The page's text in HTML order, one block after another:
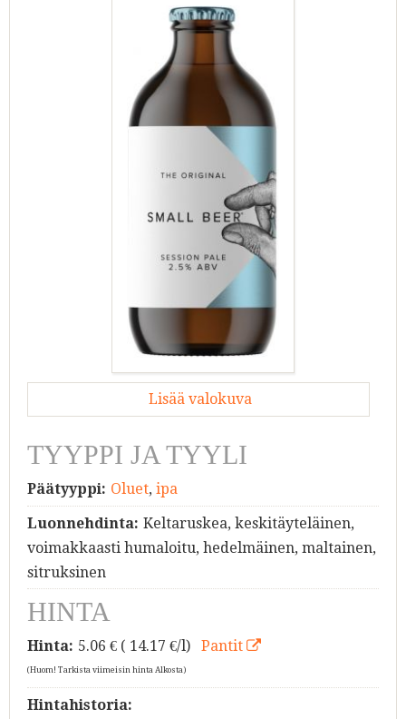
Lisää valokuva
TYYPPI JA TYYLI
Päätyyppi: Oluet, ipa
Luonnehdinta: Keltaruskea, keskitäyteläinen,
voimakkaasti humaloitu, hedelmäinen, maltainen,
sitruksinen
HINTA
Hinta: 5.06 € ( 14.17 €/l) Pantit
(Huom! Tarkista viimeisin hinta Alkosta)
Hintahistoria: